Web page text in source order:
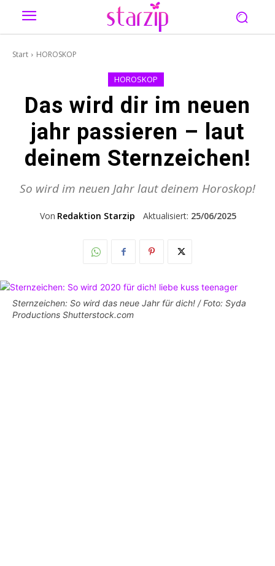
Start HOROSKOP
HOROSKOP
Das wird dir im neuen
jahr passieren – laut
deinem Sternzeichen!
So wird im neuen Jahr laut deinem Horoskop!
Von Redaktion Starzip Aktualisiert: 25/06/2025
Sternzeichen: So wird das neue Jahr für dich! / Foto: Syda
Productions Shutterstock.com